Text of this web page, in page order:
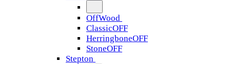
OffWood
ClassicOFF
HerringboneOFF
StoneOFF
Stepton